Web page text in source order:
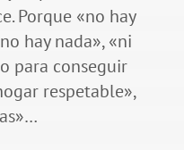
Porque «no hay
hay nada», «ni
para conseguir
respetable»,